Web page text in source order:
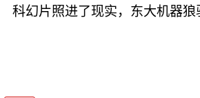
科幻片照进了现实，东大机器狼